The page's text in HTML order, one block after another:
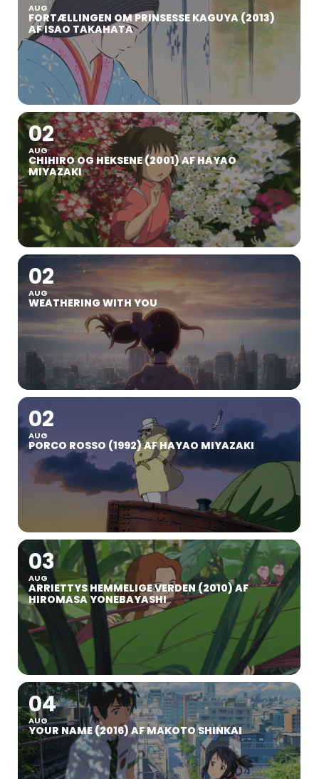
AUG
FORTÆLLINGEN OM PRINSESSE KAGUYA (2013)
AF ISAO TAKAHATA
02
AUG
CHIHIRO OG HEKSENE (2001) AF HAYAO
MIYAZAKI
02
AUG
WEATHERING WITH YOU
02
AUG
PORCO ROSSO (1992) AF HAYAO MIYAZAKI
03
AUG
ARRIETTYS HEMMELIGE VERDEN (2010) AF
HIROMASA YONEBAYASHI
04
AUG
YOUR NAME (2016) AF MAKOTO SHINKAI